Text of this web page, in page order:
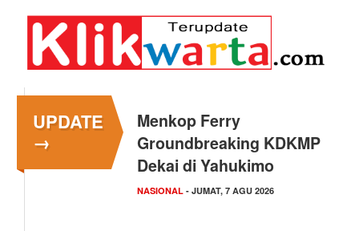
UPDATE
→
Menkop Ferry
Groundbreaking KDKMP
Dekai di Yahukimo
NASIONAL - JUMAT, 7 AGU 2026